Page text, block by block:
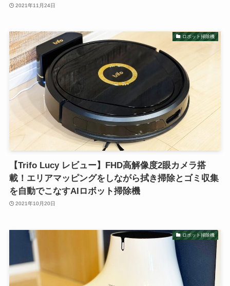
2021年11月24日
ロボット掃除機
【Trifo Lucy レビュー】FHD高解像度2眼カメラ搭
載！エリアマッピングをしながら拭き掃除とゴミ収集
を自動でこなすAIロボット掃除機
2021年10月20日
ロボット掃除機